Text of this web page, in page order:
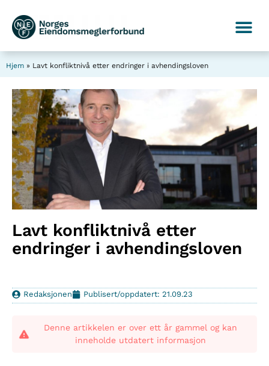
Hjem » Lavt konfliktnivå etter endringer i avhendingsloven
Lavt konfliktnivå etter
endringer i avhendingsloven
Redaksjonen Publisert/oppdatert: 21.09.23
Denne artikkelen er over ett år gammel og kan
inneholde utdatert informasjon